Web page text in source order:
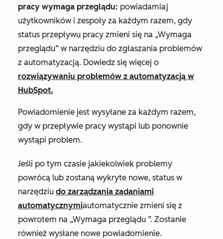
pracy wymaga przeglądu: powiadamiaj
użytkowników i zespoły za każdym razem, gdy
status przepływu pracy zmieni się na „Wymaga
przeglądu” w narzędziu do zgłaszania problemów
z automatyzacją. Dowiedz się więcej o
rozwiązywaniu problemów z automatyzacją w
HubSpot.
Powiadomienie jest wysyłane za każdym razem,
gdy w przepływie pracy wystąpi lub ponownie
wystąpi problem.
Jeśli po tym czasie jakiekolwiek problemy
powrócą lub zostaną wykryte nowe, status w
narzędziu do zarządzania zadaniami
automatycznymiautomatycznie zmieni się z
powrotem na „Wymaga przeglądu ”. Zostanie
również wysłane nowe powiadomienie.